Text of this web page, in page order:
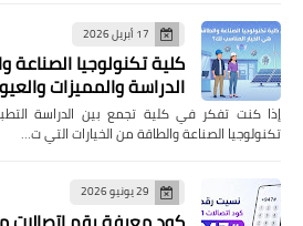
17 أبريل 2026
كلية تكنولوجيا الصناعة
الدراسة والمميزات
إذا كنت تفكر في كلية تجمع بين الدراسة
تكنولوجيا الصناعة والطاقة من الخيارات التي ت…
29 يونيو 2026